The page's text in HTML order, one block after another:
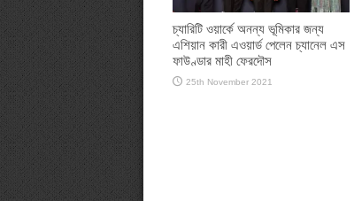
চ্যারিটি ওয়ার্কে অনন্য ভূমিকার জন্য
এশিয়ান কারী এওয়ার্ড পেলেন চ্যানেল এস
ফাউণ্ডার মাহী ফেরদৌস
25th November 2021